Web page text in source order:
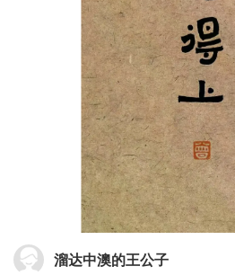
溜达中澳的王公子